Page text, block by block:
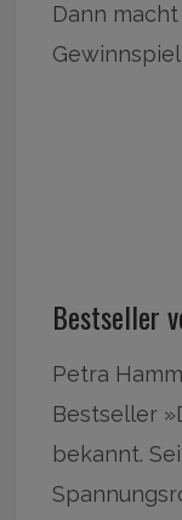
Dann
Bestseller
Petra
Bestseller
bekannt.